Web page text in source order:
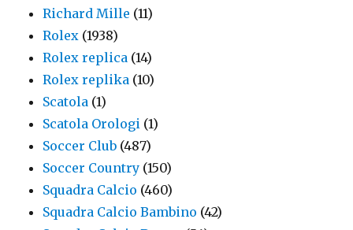
Richard Mille (11)
Rolex (1938)
Rolex replica (14)
Rolex replika (10)
Scatola (1)
Scatola Orologi (1)
Soccer Club (487)
Soccer Country (150)
Squadra Calcio (460)
Squadra Calcio Bambino (42)